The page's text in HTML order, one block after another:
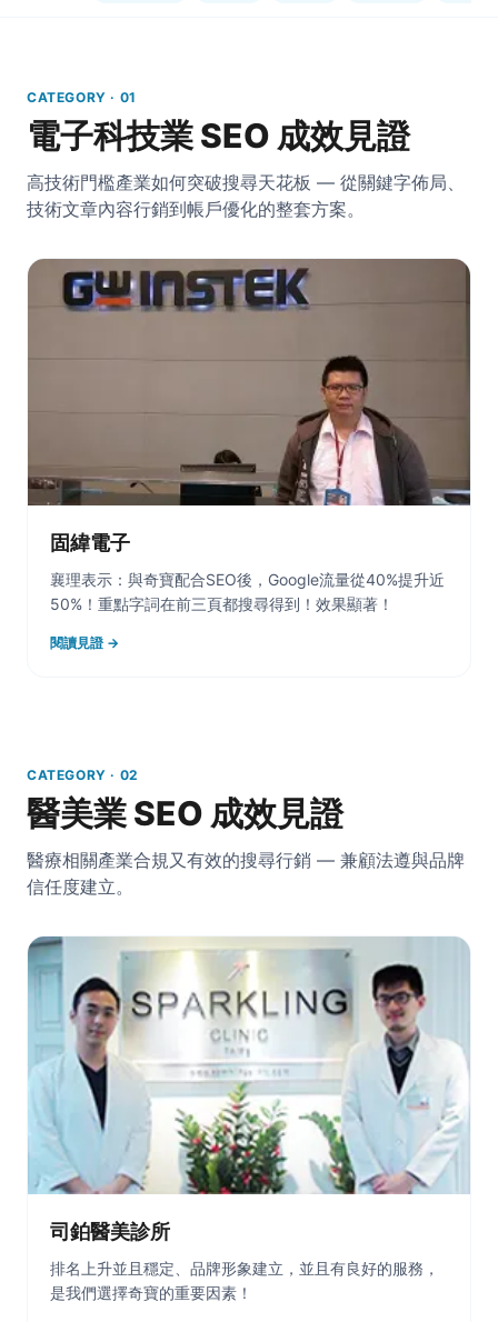
CATEGORY · 01
電子科技業 SEO 成效見證
高技術門檻產業如何突破搜尋天花板 — 從關鍵字佈局、
技術文章內容行銷到帳戶優化的整套方案。
固緯電子
襄理表示：與奇寶配合SEO後，Google流量從40%提升近
50%！重點字詞在前三頁都搜尋得到！效果顯著！
閱讀見證 →
CATEGORY · 02
醫美業 SEO 成效見證
醫療相關產業合規又有效的搜尋行銷 — 兼顧法遵與品牌
信任度建立。
司鉑醫美診所
排名上升並且穩定、品牌形象建立，並且有良好的服務，
是我們選擇奇寶的重要因素！